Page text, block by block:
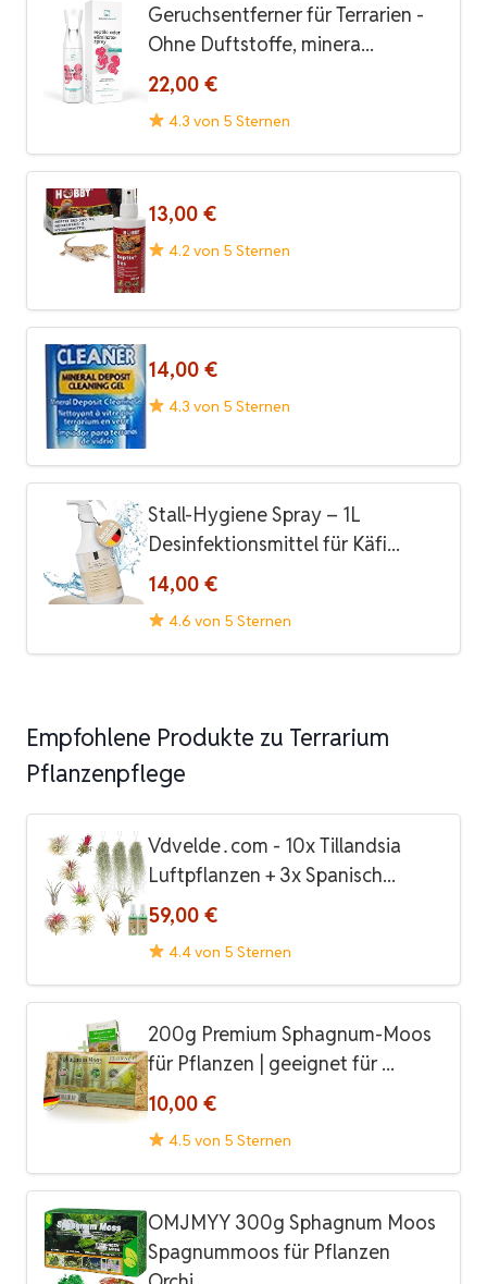
Geruchsentferner für Terrarien -
Ohne Duftstoffe, minera...
22,00 €
4.3 von 5 Sternen
13,00 €
4.2 von 5 Sternen
14,00 €
4.3 von 5 Sternen
Stall-Hygiene Spray – 1L
Desinfektionsmittel für Käfi...
14,00 €
4.6 von 5 Sternen
Empfohlene Produkte zu Terrarium
Pflanzenpflege
Vdvelde․com - 10x Tillandsia
Luftpflanzen + 3x Spanisch...
59,00 €
4.4 von 5 Sternen
200g Premium Sphagnum-Moos
für Pflanzen | geeignet für ...
10,00 €
4.5 von 5 Sternen
OMJMYY 300g Sphagnum Moos
Spagnummoos für Pflanzen